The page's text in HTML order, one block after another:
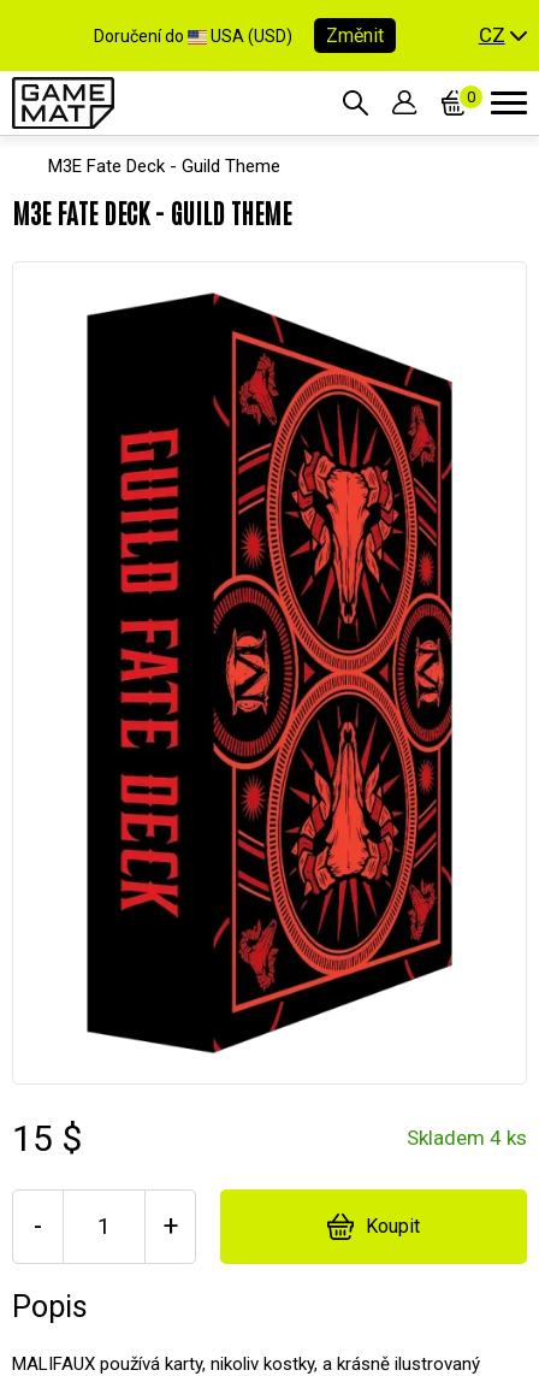
Doručení do USA (USD) Změnit CZ
0
M3E Fate Deck - Guild Theme
M3E FATE DECK - GUILD THEME
15 $ Skladem 4 ks
- + Koupit
Popis
MALIFAUX používá karty, nikoliv kostky, a krásně ilustrovaný